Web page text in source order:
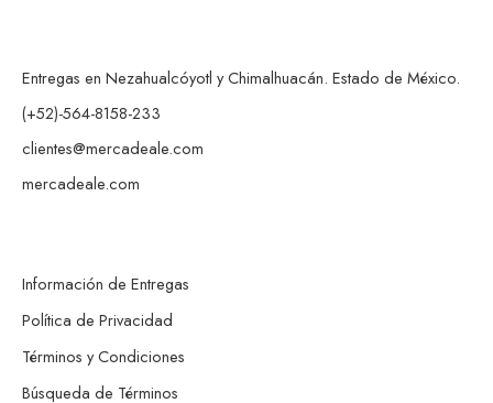
Entregas en Nezahualcóyotl y Chimalhuacán. Estado de México.
(+52)-564-8158-233
clientes@mercadeale.com
mercadeale.com
Información de Entregas
Política de Privacidad
Términos y Condiciones
Búsqueda de Términos